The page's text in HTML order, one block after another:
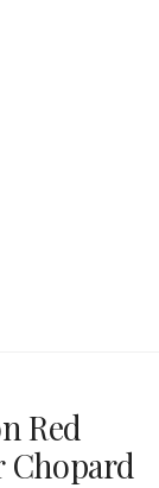
Red
Chopard